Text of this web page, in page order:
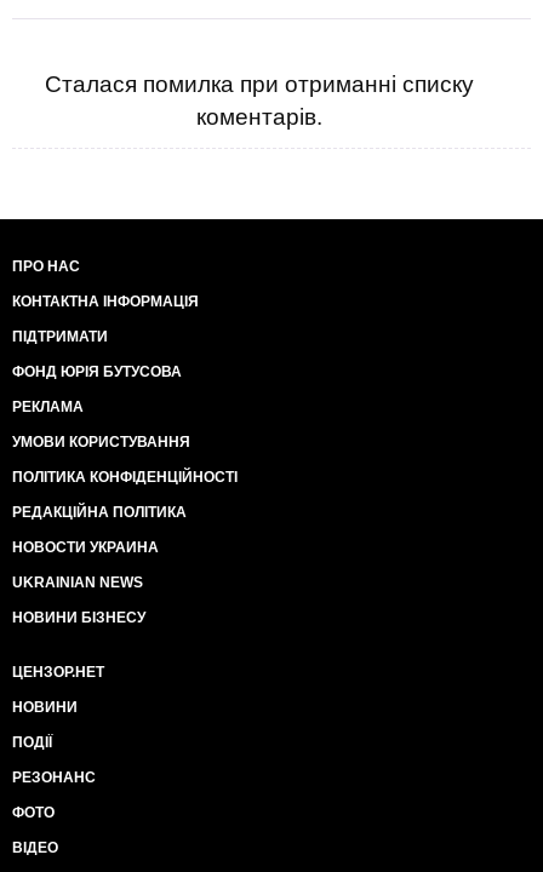
Сталася помилка при отриманні списку
коментарів.
ПРО НАС
КОНТАКТНА ІНФОРМАЦІЯ
ПІДТРИМАТИ
ФОНД ЮРІЯ БУТУСОВА
РЕКЛАМА
УМОВИ КОРИСТУВАННЯ
ПОЛІТИКА КОНФІДЕНЦІЙНОСТІ
РЕДАКЦІЙНА ПОЛІТИКА
НОВОСТИ УКРАИНА
UKRAINIAN NEWS
НОВИНИ БІЗНЕСУ
ЦЕНЗОР.НЕТ
НОВИНИ
ПОДІЇ
РЕЗОНАНС
ФОТО
ВІДЕО